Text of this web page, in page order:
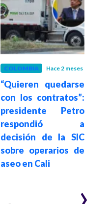
COLOMBIA Hace 2 meses
“Quieren quedarse
con los contratos”:
presidente Petro
respondió a
decisión de la SIC
sobre operarios de
aseo en Cali